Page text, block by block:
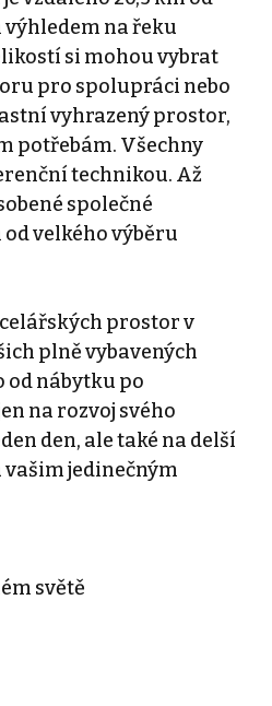
výhledem na řeku
si mohou vybrat
pro spolupráci nebo
vyhrazený prostor,
potřebám. Všechny
technikou. Až
společné
velkého výběru
prostor v
plně vybavených
od nábytku po
na rozvoj svého
den, ale také na delší
jedinečným
světě